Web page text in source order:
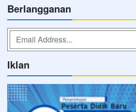
Berlangganan
Iklan